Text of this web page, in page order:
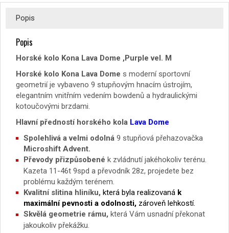
Popis
Popis
Horské kolo Kona Lava Dome ,Purple vel. M
Horské kolo Kona Lava Dome s moderní sportovní
geometrií je vybaveno 9 stupňovým hnacím ústrojím,
elegantním vnitřním vedením bowdenů a hydraulickými
kotoučovými brzdami.
Hlavní předností horského kola Lava Dome
Spolehlivá a velmi odolná 9 stupňová přehazovačka
Microshift Advent.
Převody přizpůsobené k zvládnutí jakéhokoliv terénu.
Kazeta 11-46t 9spd a převodník 28z, projedete bez
problému každým terénem.
Kvalitní slitina hliníku, která byla realizovaná k
maximální pevnosti a odolnosti, zároveň lehkostí.
Skvělá geometrie rámu, která Vám usnadní překonat
jakoukoliv překážku.